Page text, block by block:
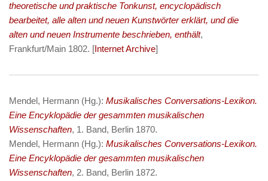
theoretische und praktische Tonkunst, encyclopädisch
bearbeitet, alle alten und neuen Kunstwörter erklärt, und die
alten und neuen Instrumente beschrieben, enthält,
Frankfurt/Main 1802. [Internet Archive]
Mendel, Hermann (Hg.): Musikalisches Conversations-Lexikon.
Eine Encyklopädie der gesammten musikalischen
Wissenschaften, 1. Band, Berlin 1870.
Mendel, Hermann (Hg.): Musikalisches Conversations-Lexikon.
Eine Encyklopädie der gesammten musikalischen
Wissenschaften, 2. Band, Berlin 1872.